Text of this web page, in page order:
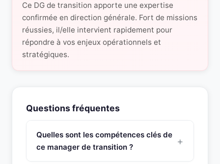
Ce DG de transition apporte une expertise
confirmée en direction générale. Fort de missions
réussies, il/elle intervient rapidement pour
répondre à vos enjeux opérationnels et
stratégiques.
Questions fréquentes
Quelles sont les compétences clés de
ce manager de transition ?